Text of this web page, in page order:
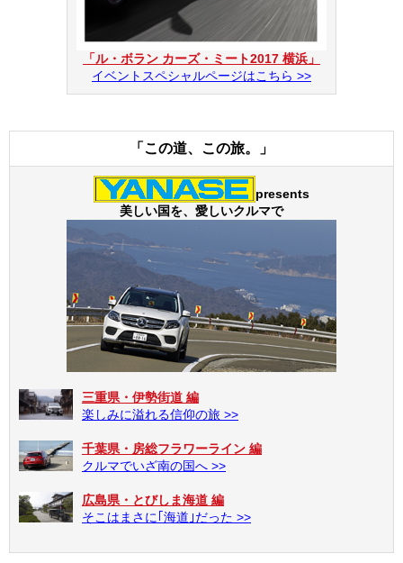
「ル・ボラン カーズ・ミート2017 横浜」
イベントスペシャルページはこちら >>
「この道、この旅。」
presents
美しい国を、愛しいクルマで
三重県・伊勢街道 編
楽しみに溢れる信仰の旅 >>
千葉県・房総フラワーライン 編
クルマでいざ南の国へ >>
広島県・とびしま海道 編
そこはまさに｢海道｣だった >>